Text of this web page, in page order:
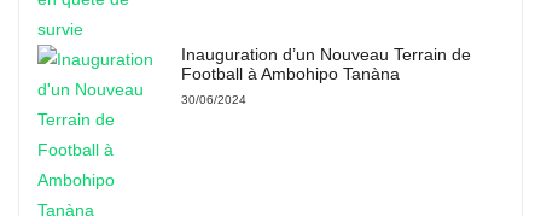
Inauguration d’un Nouveau Terrain de
Football à Ambohipo Tanàna
30/06/2024